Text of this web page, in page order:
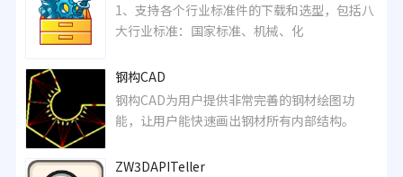
1、支持各个行业标准件的下载和选型，包括八
大行业标准：国家标准、机械、化
钢构CAD
钢构CAD为用户提供非常完善的钢材绘图功
能，让用户能快速画出钢材所有内部结构。
ZW3DAPITeller